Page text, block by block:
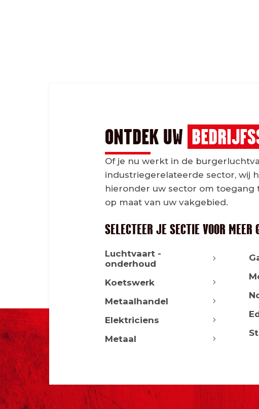
ONTDEK UW
Of je nu werkt in de
industriegerelateerde sector, wij
hieronder uw sector om toegang
op maat van uw vakgebied.
SELECTEER JE SECTIE VOOR MEER
Luchtvaart -
onderhoud
Koetswerk
Metaalhandel
Elektriciens
Metaal